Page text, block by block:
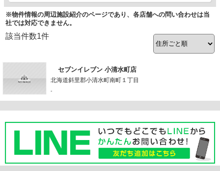
※物件情報の周辺施設紹介のページであり、各店舗への問い合わせは当
社では対応できません。
該当件数1件
セブンイレブン 小清水町店
北海道斜里郡小清水町南町１丁目
-